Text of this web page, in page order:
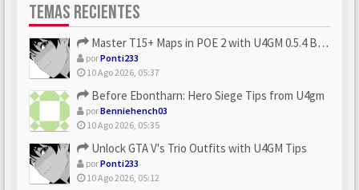
TEMAS RECIENTES
Master T15+ Maps in POE 2 with U4GM 0.5.4 Builds
porPonti233
10 Ago 2026, 05:37
Before Ebontharn: Hero Siege Tips from U4gm
porBenniehench03
10 Ago 2026, 05:35
Unlock GTA V's Trio Outfits with U4GM Tips
porPonti233
10 Ago 2026, 05:12